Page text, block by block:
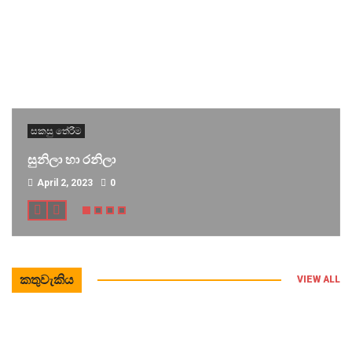
සකසු තේරීම
සුනිලා හා රනිලා
April 2, 2023 0
කතුවැකිය VIEW ALL